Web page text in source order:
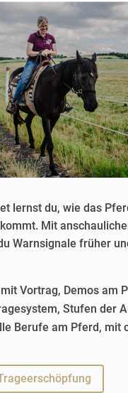
lernst du, wie das
Mit
Warnsignale früher
Vortrag, Demos
Stufen der
Berufe am Pferd, mit